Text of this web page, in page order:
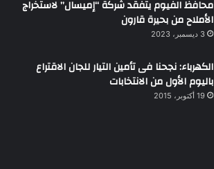
محافظ الفيوم يتفقد شركة “إميسال” لاستخراج
الأملاح من بحيرة قارون
3 ديسمبر، 2023
الكهرباء: نجحنا فى تأمين التيار للجان الاقتراع
باليوم الأول من الانتخابات
19 أكتوبر، 2015